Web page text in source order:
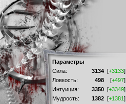
Параметры
Сила:
3134 [+3133]
Ловкость:
498 [+497]
Интуиция:
3350 [+3349]
Мудрость:
1382 [+1381]